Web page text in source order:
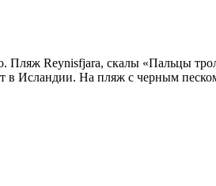
Пляж Reynisfjara, скалы «Пальцы
в Исландии. На пляж с черным